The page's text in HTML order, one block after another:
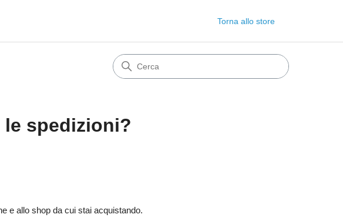
Torna allo store
spedizioni?
e allo shop da cui stai acquistando.